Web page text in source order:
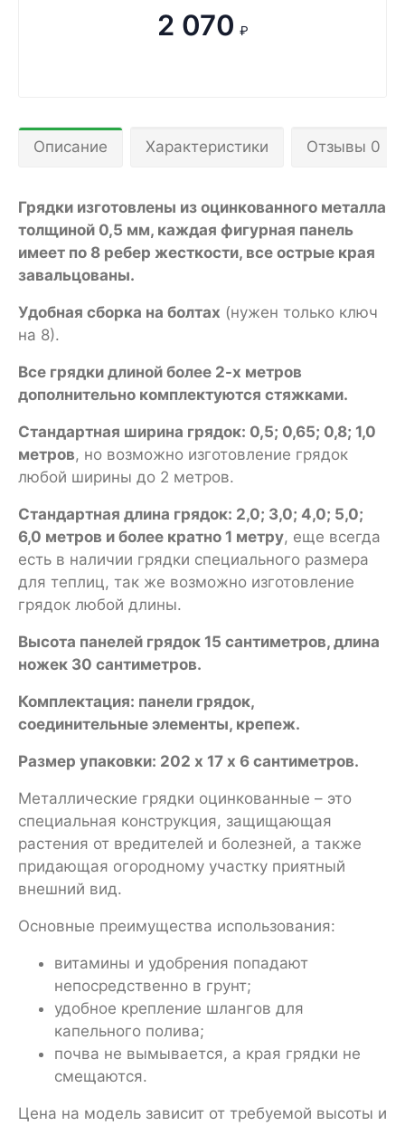
2 070 ₽
Описание Характеристики Отзывы 0
Грядки изготовлены из оцинкованного металла
толщиной 0,5 мм, каждая фигурная панель
имеет по 8 ребер жесткости, все острые края
завальцованы.
Удобная сборка на болтах (нужен только ключ
на 8).
Все грядки длиной более 2-х метров
дополнительно комплектуются стяжками.
Стандартная ширина грядок: 0,5; 0,65; 0,8; 1,0
метров, но возможно изготовление грядок
любой ширины до 2 метров.
Стандартная длина грядок: 2,0; 3,0; 4,0; 5,0;
6,0 метров и более кратно 1 метру, еще всегда
есть в наличии грядки специального размера
для теплиц, так же возможно изготовление
грядок любой длины.
Высота панелей грядок 15 сантиметров, длина
ножек 30 сантиметров.
Комплектация: панели грядок,
соединительные элементы, крепеж.
Размер упаковки: 202 х 17 х 6 сантиметров.
Металлические грядки оцинкованные – это
специальная конструкция, защищающая
растения от вредителей и болезней, а также
придающая огородному участку приятный
внешний вид.
Основные преимущества использования:
витамины и удобрения попадают
непосредственно в грунт;
удобное крепление шлангов для
капельного полива;
почва не вымывается, а края грядки не
смещаются.
Цена на модель зависит от требуемой высоты и